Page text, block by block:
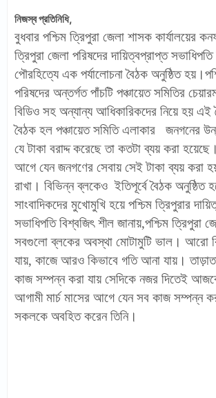
নিজস্ব প্রতিনিধি,
বুধবার পশ্চিম ত্রিপুরা জেলা শাসক কার্যালয়ের
ত্রিপুরা জেলা পরিষদের দায়িত্বপ্রাপ্ত
পৌরহিত্যে এক পর্যালোচনা বৈঠক অনুষ্ঠিত
পরিষদের অন্তর্গত পাঁচটি পঞ্চায়েত সমিতির
বিডিও সহ অন্যান্য আধিকারিকদের নিয়ে হয়
বৈঠক হল পঞ্চায়েত সমিতি এলাকার জনগনের
যে টাকা বরাদ্দ করেছে তা কতটা ব্যয় করা
আগে যেন জনগণের সেবায় সেই টাকা ব্যয় করা
রাখা। বিভিন্ন ব্লকেও ইতিপূর্বে বৈঠক অনুষ্ঠিত
সাংবাদিকদের মুখোমুখি হয়ে পশ্চিম ত্রিপুরার
সভাধিপতি বিশ্বজিৎ শীল জানায়,পশ্চিম ত্রিপুরা
সবগুলো ব্লকের অবস্থা মোটামুটি ভাল। আরো
যায়, কাজে আরও কিভাবে গতি আনা যায়।
কাজ সম্পন্ন করা যায় সেদিকে নজর দিতেই
আগামী মার্চ মাসের আগে যেন সব কাজ সম্পন্ন
সকলকে অবহিত করেন তিনি।